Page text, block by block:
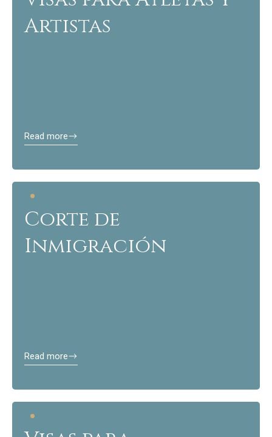
Artistas
Read more
Corte de
Inmigración
Read more